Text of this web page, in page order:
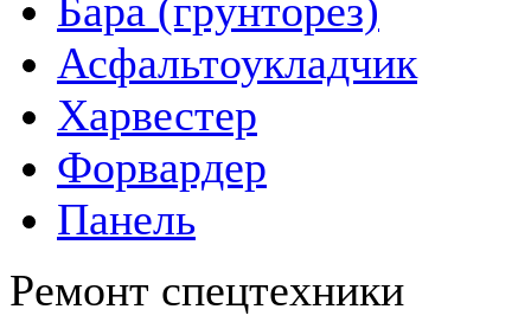
Бара (грунторез)
Асфальтоукладчик
Харвестер
Форвардер
Панель
Ремонт спецтехники